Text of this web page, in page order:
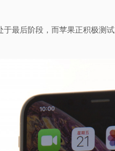
最后阶段，而苹果正积极测